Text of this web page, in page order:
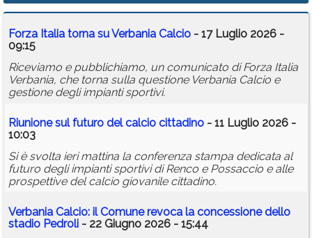
Calendario
Annunci
Forza Italia torna su Verbania Calcio - 17 Luglio 2026 -
09:15
Riceviamo e pubblichiamo, un comunicato di Forza Italia
Verbania, che torna sulla questione Verbania Calcio e
gestione degli impianti sportivi.
Riunione sul futuro del calcio cittadino - 11 Luglio 2026 -
10:03
Si è svolta ieri mattina la conferenza stampa dedicata al
futuro degli impianti sportivi di Renco e Possaccio e alle
prospettive del calcio giovanile cittadino.
Verbania Calcio: il Comune revoca la concessione dello
stadio Pedroli - 22 Giugno 2026 - 15:44